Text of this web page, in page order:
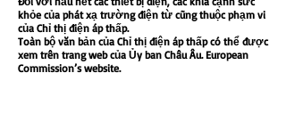
khỏe của phát xạ trường điện từ cũng thuộc phạm vi
của Chỉ thị điện áp thấp.
Toàn bộ văn bản của Chỉ thị điện áp thấp có thể được
xem trên trang web của Ủy ban Châu Âu. European
Commission’s website.